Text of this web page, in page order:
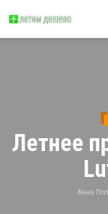
Летнее
Анна